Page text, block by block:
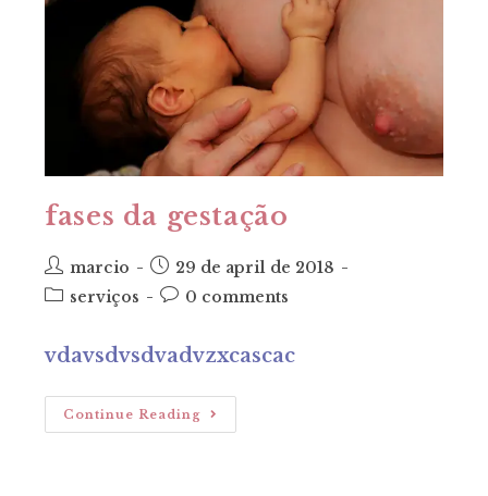
fases da gestação
post
author:
marcio
post
published:
29 de april de 2018
postserviços
post0 comments
vdavsdvsdvadvzxcascac
Continue Reading Fases
Da